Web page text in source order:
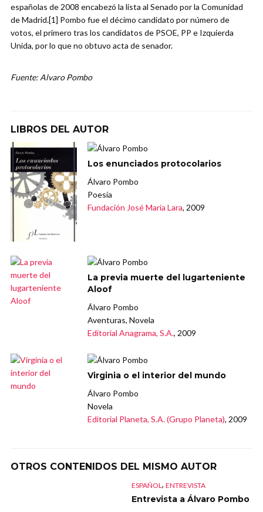
españolas de 2008 encabezó la lista al Senado por la Comunidad
de Madrid.[1] Pombo fue el décimo candidato por número de
votos, el primero tras los candidatos de PSOE, PP e Izquierda
Unida, por lo que no obtuvo acta de senador.
Fuente: Alvaro Pombo
LIBROS DEL AUTOR
Los enunciados protocolarios
Álvaro Pombo
Poesía
Fundación José María Lara, 2009
La previa muerte del lugarteniente
Aloof
Álvaro Pombo
Aventuras, Novela
Editorial Anagrama, S.A., 2009
Virginia o el interior del mundo
Álvaro Pombo
Novela
Editorial Planeta, S.A. (Grupo Planeta), 2009
OTROS CONTENIDOS DEL MISMO AUTOR
ESPAÑOL , ENTREVISTA
Entrevista a Álvaro Pombo